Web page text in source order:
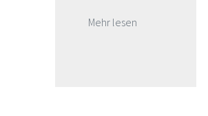
Mehr lesen